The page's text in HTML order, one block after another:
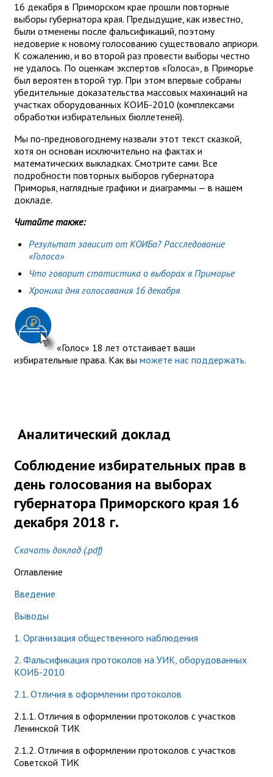
16 декабря в Приморском крае прошли повторные
выборы губернатора края. Предыдущие, как известно,
были отменены после фальсификаций, поэтому
недоверие к новому голосованию существовало априори.
К сожалению, и во второй раз провести выборы честно
не удалось. По оценкам экспертов «Голоса», в Приморье
был вероятен второй тур. При этом впервые собраны
убедительные доказательства массовых махинаций на
участках оборудованных КОИБ-2010 (комплексами
обработки избирательных бюллетеней).
Мы по-предновогоднему назвали этот текст сказкой,
хотя он основан исключительно на фактах и
математических выкладках. Смотрите сами. Все
подробности повторных выборов губернатора
Приморья, наглядные графики и диаграммы — в нашем
докладе.
Читайте также:
Результат зависит от КОИБа? Расследование
«Голоса»
Что говорит статистика о выборах в Приморье
Хроника дня голосования 16 декабря
«Голос» 18 лет отстаивает ваши
избирательные права. Как вы можете нас поддержать.
Аналитический доклад
Соблюдение избирательных прав в
день голосования на выборах
губернатора Приморского края 16
декабря 2018 г.
Скачать доклад (.pdf)
Оглавление
Введение
Выводы
1. Организация общественного наблюдения
2. Фальсификация протоколов на УИК, оборудованных
КОИБ-2010
2.1. Отличия в оформлении протоколов
2.1.1. Отличия в оформлении протоколов с участков
Ленинской ТИК
2.1.2. Отличия в оформлении протоколов с участков
Советской ТИК